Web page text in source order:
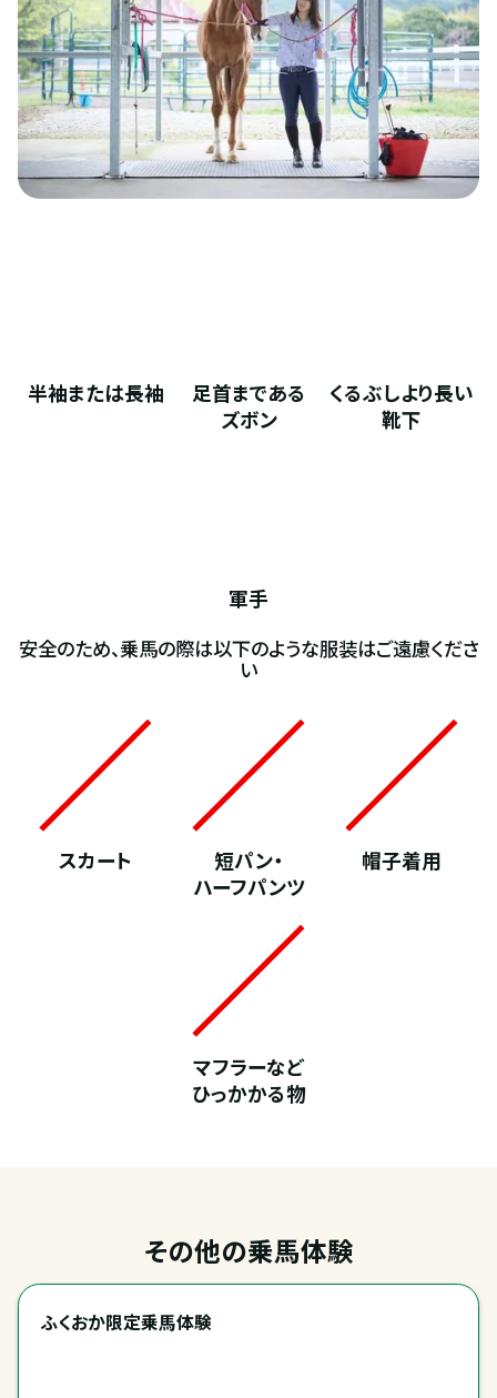
半袖または長袖
足首まである
ズボン
くるぶしより長い
靴下
軍手
安全のため、乗馬の際は以下のような服装はご遠慮くださ
い
スカート
短パン・
ハーフパンツ
帽子着用
マフラーなど
ひっかかる物
その他の乗馬体験
ふくおか限定乗馬体験